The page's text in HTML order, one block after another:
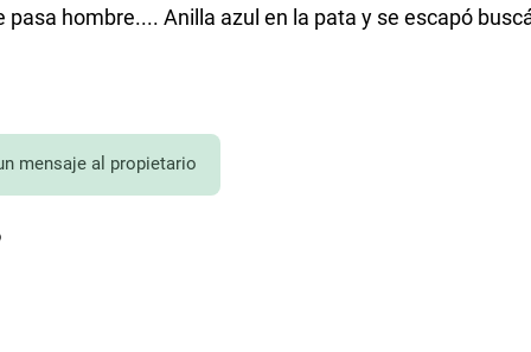
hombre.... Anilla azul en la pata y se escapó
mensaje al propietario